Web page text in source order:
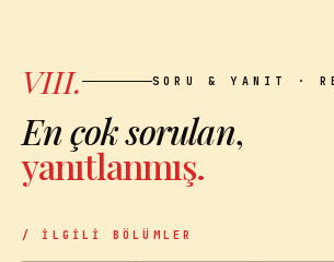
VIII. SORU & YANIT ·
En çok sorulan,
yanıtlanmış.
/ İLGILI BÖLÜMLER